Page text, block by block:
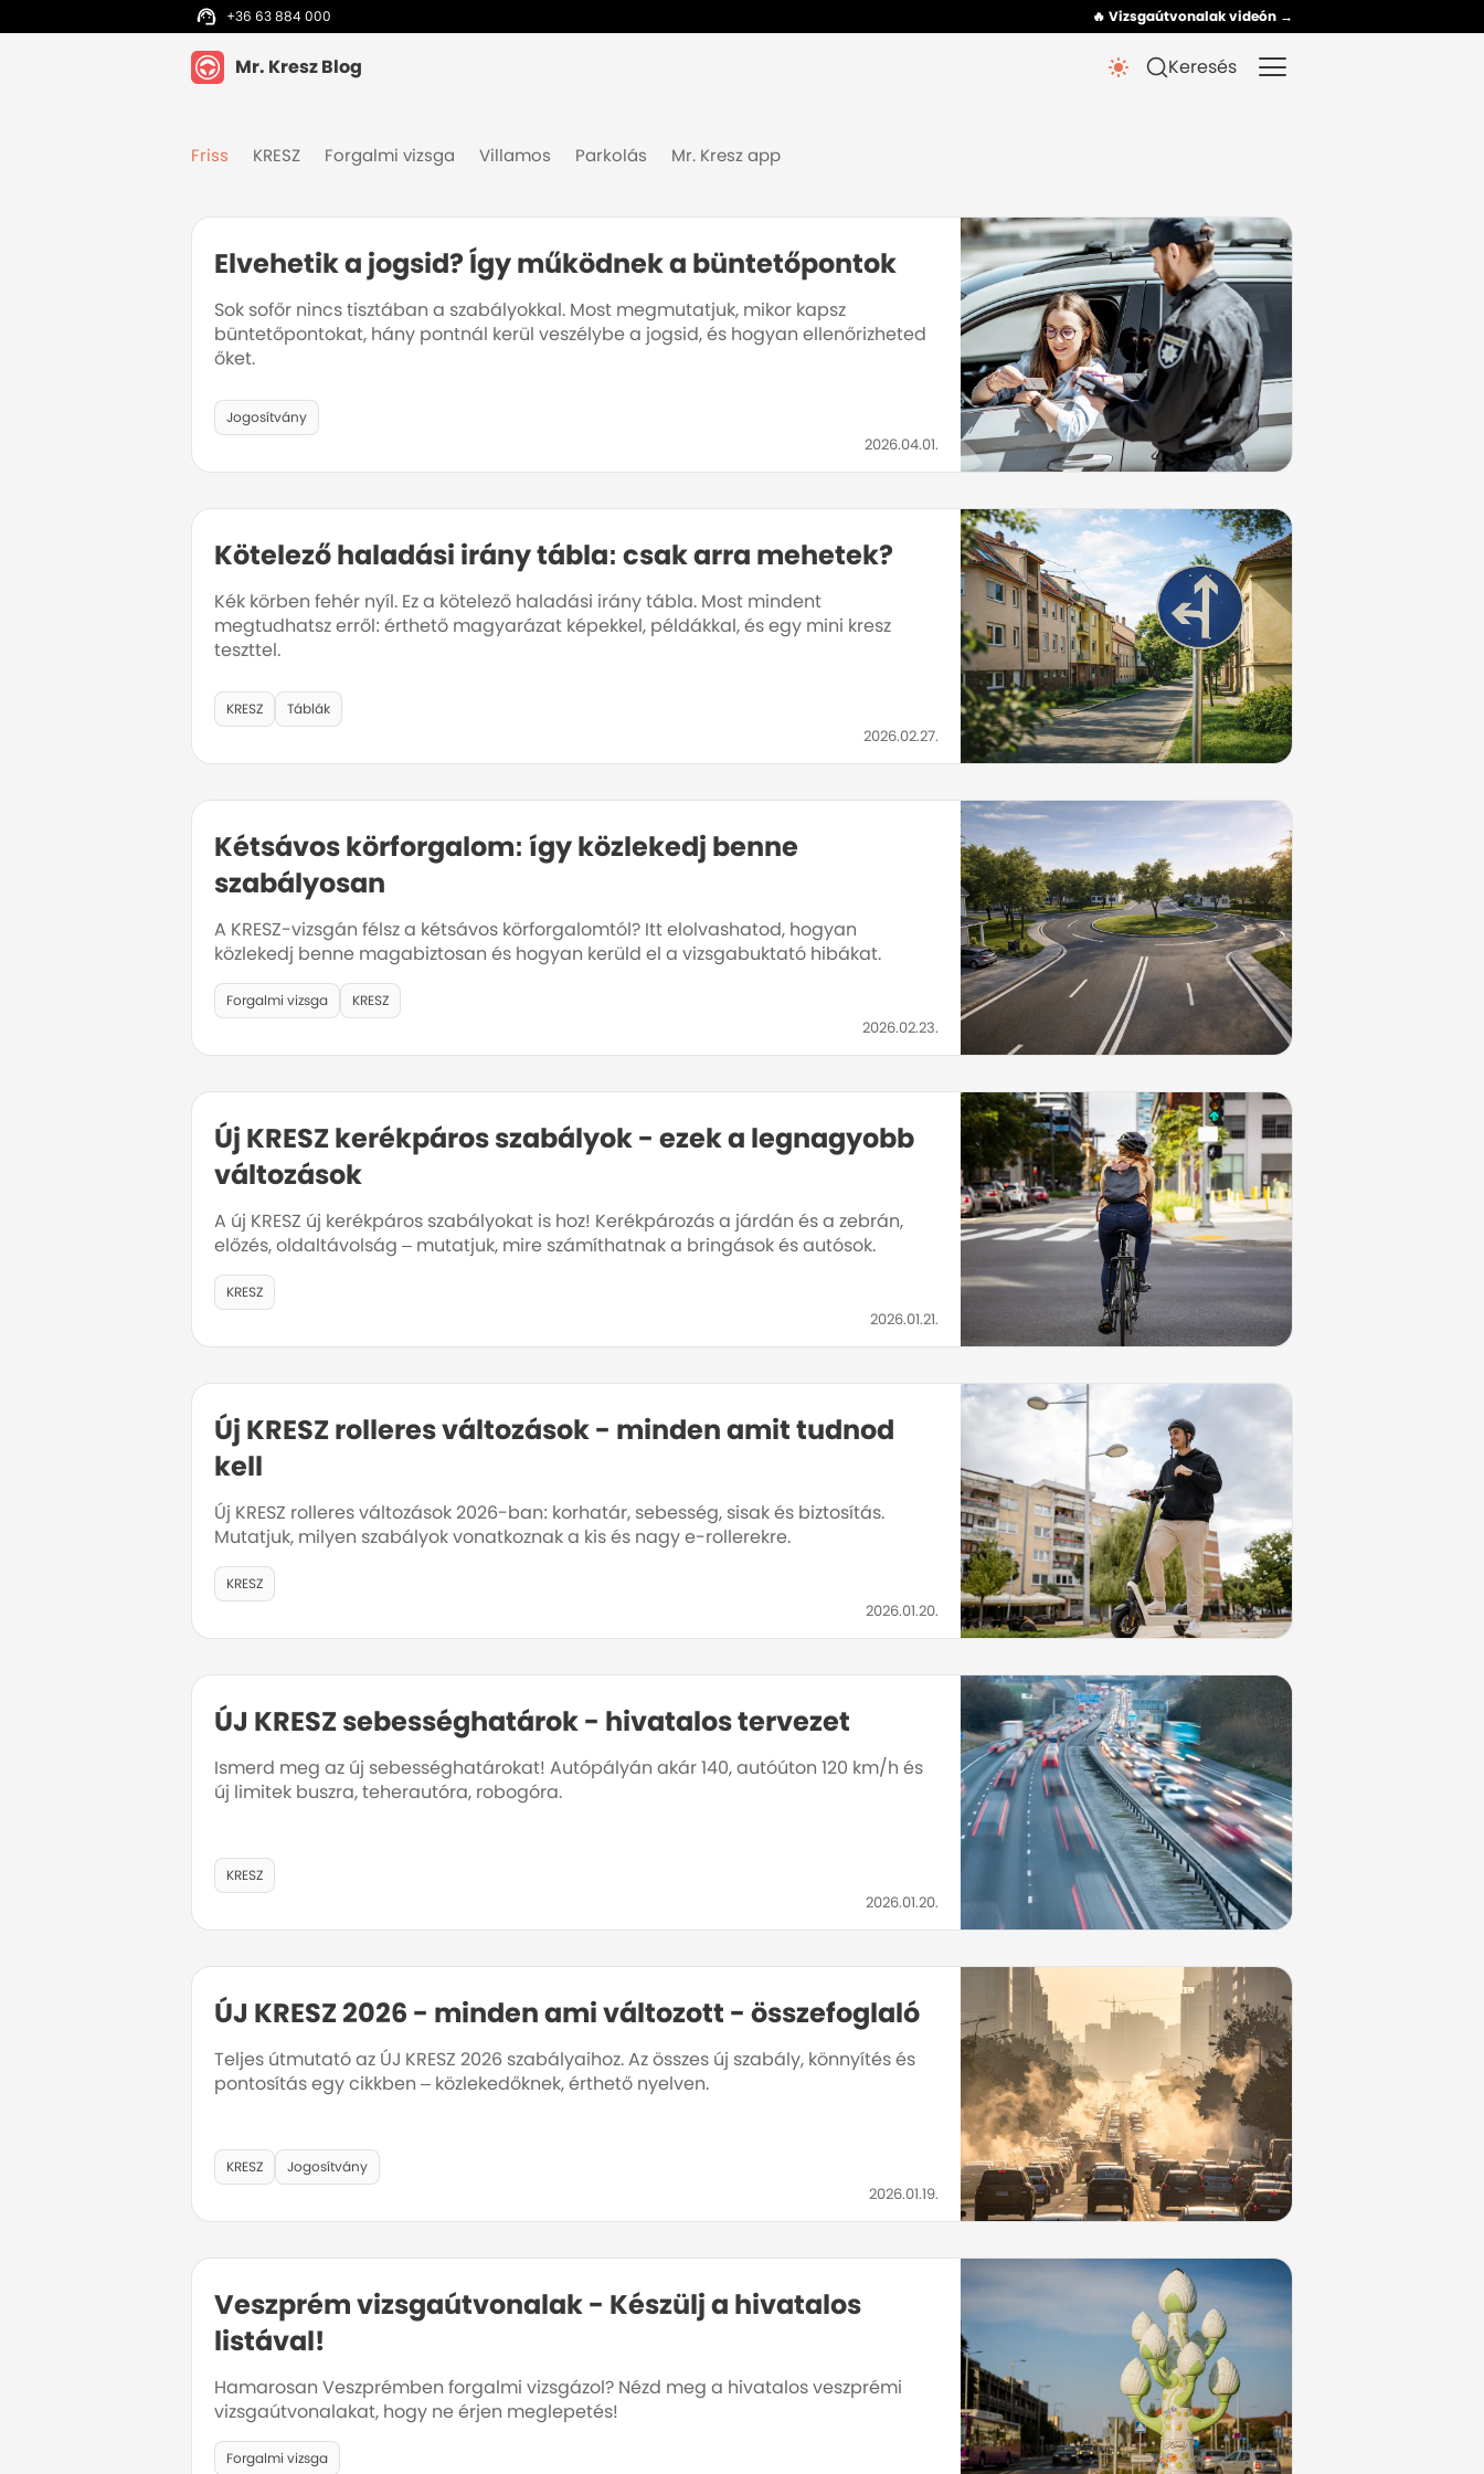
+36 63 884 000 🔥 Vizsgaútvonalak videón →
Mr. Kresz Blog Keresés
Friss KRESZ Forgalmi vizsga Villamos Parkolás Mr. Kresz app
2026.04.01.
Elvehetik a jogsid? Így működnek a büntetőpontok
Sok sofőr nincs tisztában a szabályokkal. Most megmutatjuk, mikor kapsz
büntetőpontokat, hány pontnál kerül veszélybe a jogsid, és hogyan ellenőrizheted
őket.
Jogosítvány
2026.02.27.
Kötelező haladási irány tábla: csak arra mehetek?
Kék körben fehér nyíl. Ez a kötelező haladási irány tábla. Most mindent
megtudhatsz erről: érthető magyarázat képekkel, példákkal, és egy mini kresz
teszttel.
KRESZ Táblák
2026.02.23.
Kétsávos körforgalom: így közlekedj benne
szabályosan
A KRESZ-vizsgán félsz a kétsávos körforgalomtól? Itt elolvashatod, hogyan
közlekedj benne magabiztosan és hogyan kerüld el a vizsgabuktató hibákat.
Forgalmi vizsga KRESZ
2026.01.21.
Új KRESZ kerékpáros szabályok - ezek a legnagyobb
változások
A új KRESZ új kerékpáros szabályokat is hoz! Kerékpározás a járdán és a zebrán,
előzés, oldaltávolság – mutatjuk, mire számíthatnak a bringások és autósok.
KRESZ
2026.01.20.
Új KRESZ rolleres változások - minden amit tudnod
kell
Új KRESZ rolleres változások 2026-ban: korhatár, sebesség, sisak és biztosítás.
Mutatjuk, milyen szabályok vonatkoznak a kis és nagy e-rollerekre.
KRESZ
2026.01.20.
ÚJ KRESZ sebességhatárok - hivatalos tervezet
Ismerd meg az új sebességhatárokat! Autópályán akár 140, autóúton 120 km/h és
új limitek buszra, teherautóra, robogóra.
KRESZ
2026.01.19.
ÚJ KRESZ 2026 - minden ami változott - összefoglaló
Teljes útmutató az ÚJ KRESZ 2026 szabályaihoz. Az összes új szabály, könnyítés és
pontosítás egy cikkben – közlekedőknek, érthető nyelven.
KRESZ Jogosítvány
Veszprém vizsgaútvonalak - Készülj a hivatalos
listával!
Hamarosan Veszprémben forgalmi vizsgázol? Nézd meg a hivatalos veszprémi
vizsgaútvonalakat, hogy ne érjen meglepetés!
Forgalmi vizsga